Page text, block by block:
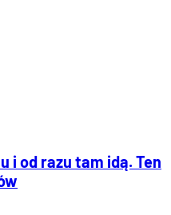
i od razu tam idą. Ten